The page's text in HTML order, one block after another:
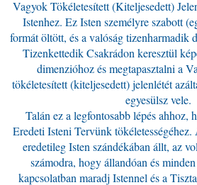
Vagyok Tökéletesített (Kiteljesedett)
Istenhez. Ez Isten személyre szabott
formát öltött, és a valóság
Tizenkettedik Csakrádon keresztül
dimenzióhoz és megtapasztalni a
tökéletesített (kiteljesedett) jelenlétét
egyesülsz vele.
Talán ez a legfontosabb lépés ahhoz,
Eredeti Isteni Tervünk
eredetileg Isten szándékában állt, az
számodra, hogy állandóan és
kapcsolatban maradj Istennel és a